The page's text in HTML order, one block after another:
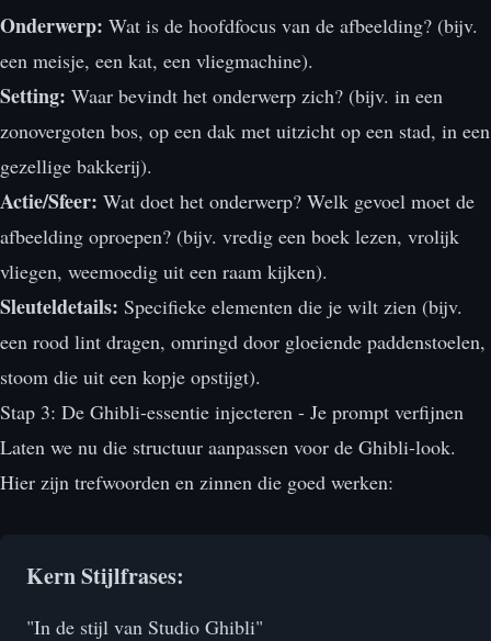
Onderwerp: Wat is de hoofdfocus van de afbeelding? (bijv.
een meisje, een kat, een vliegmachine).
Setting: Waar bevindt het onderwerp zich? (bijv. in een
zonovergoten bos, op een dak met uitzicht op een stad, in een
gezellige bakkerij).
Actie/Sfeer: Wat doet het onderwerp? Welk gevoel moet de
afbeelding oproepen? (bijv. vredig een boek lezen, vrolijk
vliegen, weemoedig uit een raam kijken).
Sleuteldetails: Specifieke elementen die je wilt zien (bijv.
een rood lint dragen, omringd door gloeiende paddenstoelen,
stoom die uit een kopje opstijgt).
Stap 3: De Ghibli-essentie injecteren - Je prompt verfijnen
Laten we nu die structuur aanpassen voor de Ghibli-look.
Hier zijn trefwoorden en zinnen die goed werken:
Kern Stijlfrases:
"In de stijl van Studio Ghibli"